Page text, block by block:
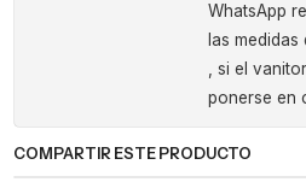
WhatsApp
las
, si el
ponerse en
COMPARTIR ESTE PRODUCTO